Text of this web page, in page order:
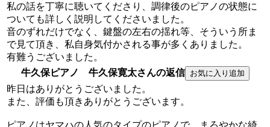
私の話を丁寧に聴いてくださり、調律後のピアノの状態に
ついても詳しく説明してくださいました。
音のずれだけでなく、鍵盤の左右の揺れ等、そういう所ま
で見て頂き、私自身気付かされる事が多くありました。
有難うございました。
牛久保ピアノ 牛久保寛太さんの返信
昨日はありがとうございました。
また、評価も頂きありがとうございます。
ピアノはヤマハの人気のタイプのピアノで、まろやかな綺